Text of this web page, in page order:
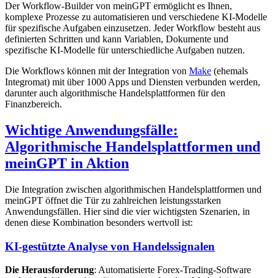
Der Workflow-Builder von meinGPT ermöglicht es Ihnen,
komplexe Prozesse zu automatisieren und verschiedene KI-Modelle
für spezifische Aufgaben einzusetzen. Jeder Workflow besteht aus
definierten Schritten und kann Variablen, Dokumente und
spezifische KI-Modelle für unterschiedliche Aufgaben nutzen.
Die Workflows können mit der Integration von Make (ehemals
Integromat) mit über 1000 Apps und Diensten verbunden werden,
darunter auch algorithmische Handelsplattformen für den
Finanzbereich.
Wichtige Anwendungsfälle:
Algorithmische Handelsplattformen und
meinGPT in Aktion
Die Integration zwischen algorithmischen Handelsplattformen und
meinGPT öffnet die Tür zu zahlreichen leistungsstarken
Anwendungsfällen. Hier sind die vier wichtigsten Szenarien, in
denen diese Kombination besonders wertvoll ist:
KI-gestützte Analyse von Handelssignalen
Die Herausforderung: Automatisierte Forex-Trading-Software